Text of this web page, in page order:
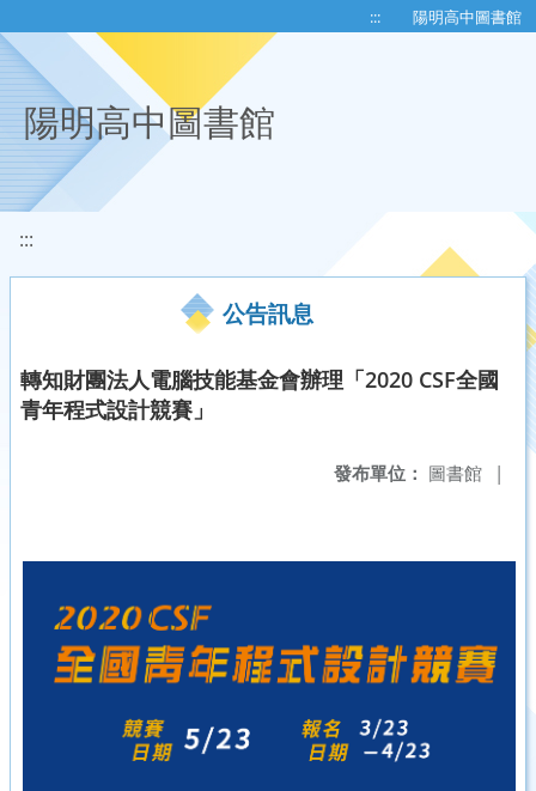
::: 陽明高中圖書館
陽明高中圖書館
:::
公告訊息
轉知財團法人電腦技能基金會辦理「2020 CSF全國
青年程式設計競賽」
發布單位： 圖書館 |